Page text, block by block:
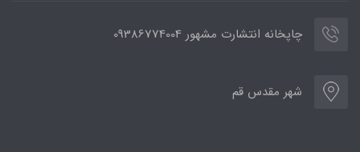
چاپخانه انتشارت مشهور 09386774004
شهر مقدس قم